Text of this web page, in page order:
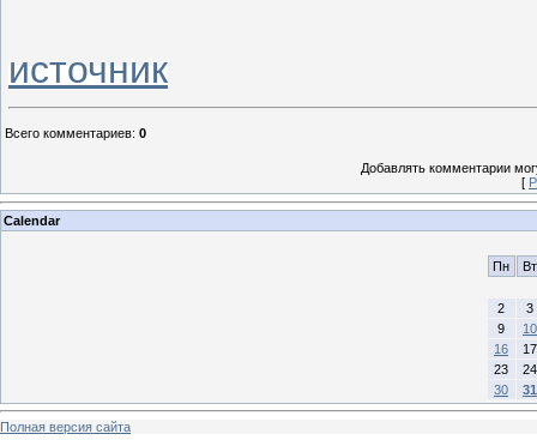
источник
Всего комментариев: 0
Добавлять комментарии
[
Calendar
Пн Вт
2
3
9
10
16
17
23
24
30
31
Полная версия сайта